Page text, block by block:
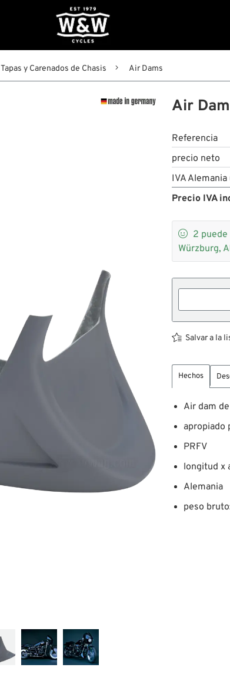
Tapas y Carenados de Chasis Air Dams
Air
Referencia
precio neto
IVA Alemania
Precio IVA
 2
Würzburg,
Salvar a la
Hechos
Air dam
apropiado
PRFV
longitud x
Alemania
peso